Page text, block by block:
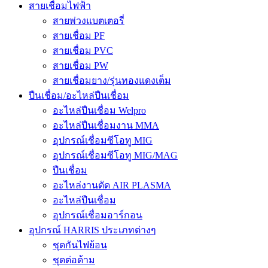
สายเชื่อมไฟฟ้า
สายพ่วงแบตเตอรี่
สายเชื่อม PF
สายเชื่อม PVC
สายเชื่อม PW
สายเชื่อมยาง/รุ่นทองแดงเต็ม
ปืนเชื่อม/อะไหล่ปืนเชื่อม
อะไหล่ปืนเชื่อม Welpro
อะไหล่ปืนเชื่อมงาน MMA
อุปกรณ์เชื่อมซีโอทู MIG
อุปกรณ์เชื่อมซีโอทู MIG/MAG
ปืนเชื่อม
อะไหล่งานตัด AIR PLASMA
อะไหล่ปืนเชื่อม
อุปกรณ์เชื่อมอาร์กอน
อุปกรณ์ HARRIS ประเภทต่างๆ
ชุดกันไฟย้อน
ชุดต่อด้าม